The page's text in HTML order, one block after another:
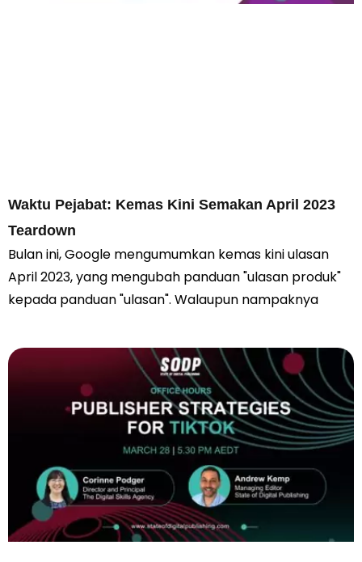
Waktu Pejabat: Kemas Kini Semakan April 2023
Teardown
Bulan ini, Google mengumumkan kemas kini ulasan
April 2023, yang mengubah panduan "ulasan produk"
kepada panduan "ulasan". Walaupun nampaknya